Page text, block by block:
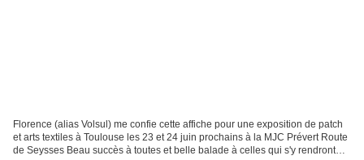
Florence (alias Volsul) me confie cette affiche pour une exposition de patch
et arts textiles à Toulouse les 23 et 24 juin prochains à la MJC Prévert Route
de Seysses Beau succès à toutes et belle balade à celles qui s'y rendront